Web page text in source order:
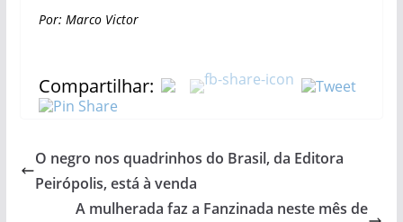
Por: Marco Victor
Compartilhar:
O negro nos quadrinhos do Brasil, da Editora
Peirópolis, está à venda
A mulherada faz a Fanzinada neste mês de